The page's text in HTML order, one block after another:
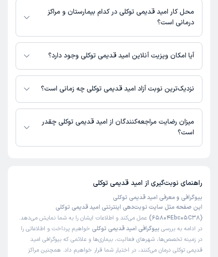
محل کار امید قدیمی توکلی در کدام بیمارستان و مراکز
درمانی است؟
اطلاعاتی درباره محل فعالیت امید قدیمی توکلی در مراکز درمانی در دسترس
نیست.
آیا امکان ویزیت آنلاین امید قدیمی توکلی وجود دارد؟
در حال حاضر امید قدیمی توکلی مشاوره پزشکی تلفنی فعال دارند.
نزدیک‌ترین نوبت آزاد امید قدیمی توکلی چه زمانی است؟
امید قدیمی توکلی از روز یکشنبه 18 مرداد 1405 بیمار جدید می‌پذیرند.
میزان رضایت مراجعه‌کنندگان از امید قدیمی توکلی چقدر
است؟
راهنمای نوبت‌گیری از امید قدیمی توکلی
بیوگرافی و معرفی امید قدیمی توکلی
این صفحه مثل سایت نوبت‌دهی اینترنتی امید قدیمی توکلی
(65804Ebc05C38)
عمل می‌کند و اطلاعات ایشان را به شما نمایش می‌دهد.
در ادامه به بررسی بیوگرافی امید قدیمی توکلی خواهیم پرداخت و اطلاعاتی را
در زمینه تخصص‌ها، شهرهای فعالیت، بیماری‌ها و علائمی که بیوگرافی امید
قدیمی توکلی درمان می‌کنند، در اختیار شما قرار خواهیم داد. همچنین مراکز